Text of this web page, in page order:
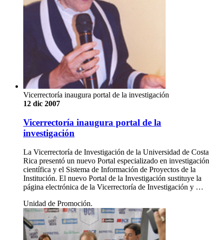
Vicerrectoría inaugura portal de la investigación
12 dic 2007
Vicerrectoría inaugura portal de la
investigación
La Vicerrectoría de Investigación de la Universidad de Costa
Rica presentó un nuevo Portal especializado en investigación
científica y el Sistema de Información de Proyectos de la
Institución. El nuevo Portal de la Investigación sustituye la
página electrónica de la Vicerrectoría de Investigación y …
Unidad de Promoción.